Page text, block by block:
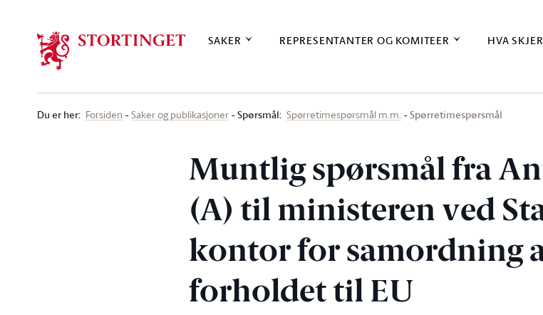
SAKER REPRESENTANTER OG KOMITEER HVA
Du er her: Forsiden Saker og publikasjoner Spørsmål: Spørretimespørsmål m.m. Spørretimespørsmål
Muntlig spørsmål fra
(A) til ministeren ved
kontor for samordning
forholdet til EU